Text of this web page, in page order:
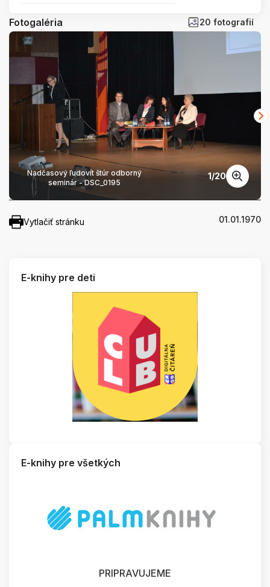
Fotogaléria 20 fotografií
Nadčasový ľudovít štúr odborný
seminár - DSC_0195
1/20
Vytlačiť stránku 01.01.1970
E-knihy pre deti
E-knihy pre všetkých
PRIPRAVUJEME